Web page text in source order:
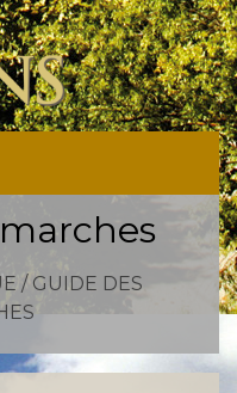
/ GUIDE DES